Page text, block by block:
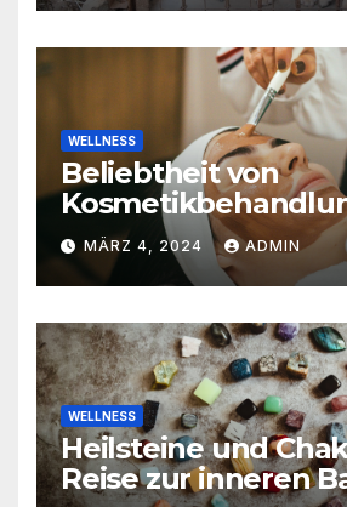
WELLNESS
Beliebtheit von
der Schweiz
MÄRZ 4, 2024 ADMIN
WELLNESS
Heilsteine und
Reise zur inneren